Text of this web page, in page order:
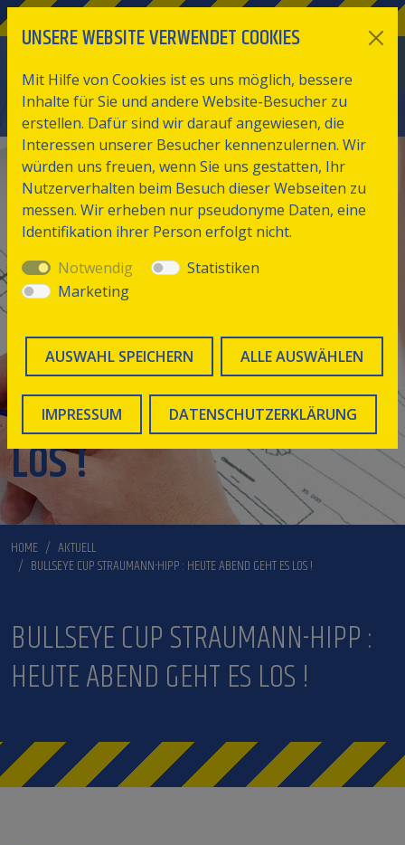
BULLSEYE CUP
STRAUMANN-HIPP :
HEUTE ABEND GEHT ES
LOS !
HOME
AKTUELL
BULLSEYE CUP STRAUMANN-HIPP : HEUTE ABEND GEHT ES LOS !
BULLSEYE CUP STRAUMANN-HIPP :
HEUTE ABEND GEHT ES LOS !
UNSERE WEBSITE VERWENDET COOKIES
Mit Hilfe von Cookies ist es uns möglich, bessere
Inhalte für Sie und andere Website-Besucher zu
erstellen. Dafür sind wir darauf angewiesen, die
Interessen unserer Besucher kennenzulernen. Wir
würden uns freuen, wenn Sie uns gestatten, Ihr
Nutzerverhalten beim Besuch dieser Webseiten zu
messen. Wir erheben nur pseudonyme Daten, eine
Identifikation ihrer Person erfolgt nicht.
Notwendig
Statistiken
Marketing
AUSWAHL SPEICHERN ALLE AUSWÄHLEN
IMPRESSUM DATENSCHUTZERKLÄRUNG